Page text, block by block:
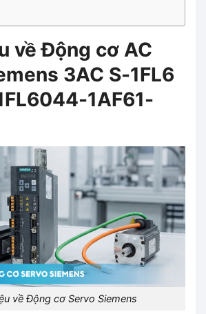
về Động cơ AC
3AC S-1FL6
1AF61-
về Động cơ Servo Siemens